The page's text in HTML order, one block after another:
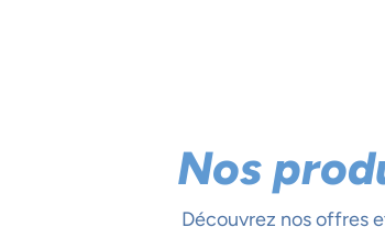
Nos
Découvrez nos offres